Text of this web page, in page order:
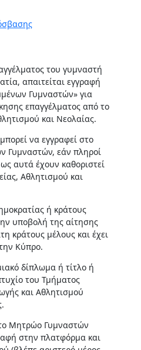
του γυμναστή
απαιτείται εγγραφή
Γυμναστών» για
επαγγέλματος από το
και Νεολαίας.
να εγγραφεί στο
Γυμναστών, εάν πληροί
αυτά έχουν καθοριστεί
Αθλητισμού και
ή κράτους
υποβολή της αίτησης
κράτους μέλους και έχει
Κύπρο.
δίπλωμα ή τίτλο ή
του Τμήματος
και Αθλητισμού
Μητρώο Γυμναστών
στην πλατφόρμα και